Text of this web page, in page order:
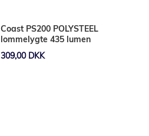
Coast PS200 POLYSTEEL
lommelygte 435 lumen
309,00 DKK